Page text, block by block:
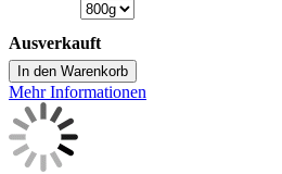
Ausverkauft
In den Warenkorb
Mehr Informationen